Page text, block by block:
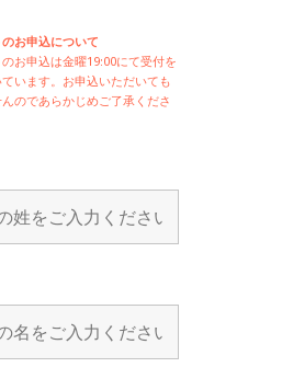
お申込について
お申込は金曜19:00にて受付を
います。お申込いただいても
のであらかじめご了承くださ